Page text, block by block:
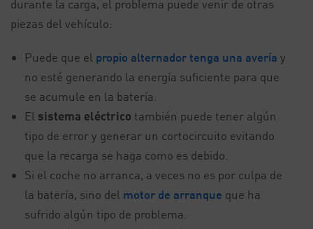
durante la carga, el problema puede venir de otras
piezas del vehículo:
Puede que el propio alternador tenga una avería y
no esté generando la energía suficiente para que
se acumule en la batería.
El sistema eléctrico también puede tener algún
tipo de error y generar un cortocircuito evitando
que la recarga se haga como es debido.
Si el coche no arranca, a veces no es por culpa de
la batería, sino del motor de arranque que ha
sufrido algún tipo de problema.